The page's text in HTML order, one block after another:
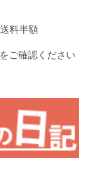
をご確認ください